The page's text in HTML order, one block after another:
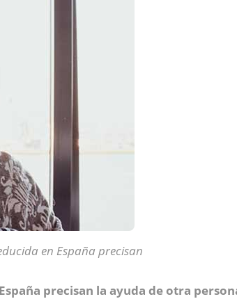
en España precisan
precisan la ayuda de otra